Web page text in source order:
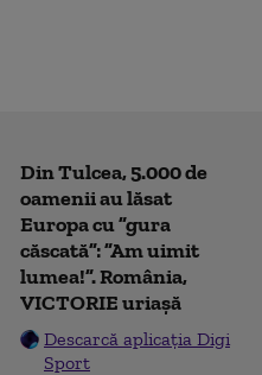
Din Tulcea, 5.000 de
oamenii au lăsat
Europa cu ”gura
căscată”: ”Am uimit
lumea!”. România,
VICTORIE uriașă
Descarcă aplicația Digi
Sport